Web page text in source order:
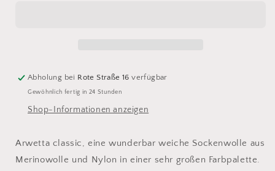
Abholung bei Rote Straße 16 verfügbar
Gewöhnlich fertig in 24 Stunden
Shop-Informationen anzeigen
Arwetta classic, eine wunderbar weiche Sockenwolle aus
Merinowolle und Nylon in einer sehr großen Farbpalette.